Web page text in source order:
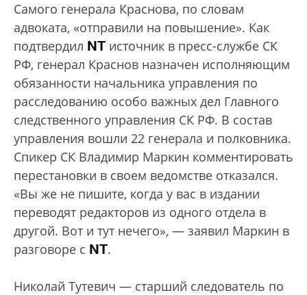
Самого генерала Краснова, по словам
адвоката, «отправили на повышение». Как
подтвердил NT источник в пресс-службе СК
РФ, генерал Краснов назначен исполняющим
обязанности начальника управления по
расследованию особо важных дел Главного
следственного управления СК РФ. В состав
управления вошли 22 генерала и полковника.
Спикер СК Владимир Маркин комментировать
перестановки в своем ведомстве отказался.
«Вы же не пишите, когда у вас в издании
переводят редакторов из одного отдела в
другой. Вот и тут нечего», — заявил Маркин в
разговоре с NT.
Николай Тутевич — старший следователь по